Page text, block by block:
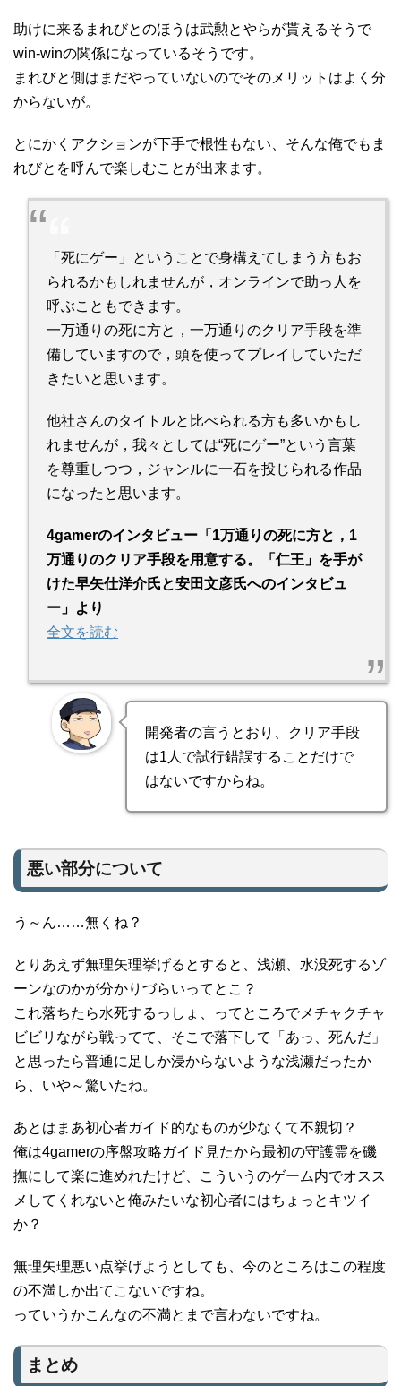
助けに来るまれびとのほうは武勲とやらが貰えるそうで
win-winの関係になっているそうです。
まれびと側はまだやっていないのでそのメリットはよく分
からないが。
とにかくアクションが下手で根性もない、そんな俺でもま
れびとを呼んで楽しむことが出来ます。
「死にゲー」ということで身構えてしまう方もお
られるかもしれませんが，オンラインで助っ人を
呼ぶこともできます。
一万通りの死に方と，一万通りのクリア手段を準
備していますので，頭を使ってプレイしていただ
きたいと思います。
他社さんのタイトルと比べられる方も多いかもし
れませんが，我々としては“死にゲー”という言葉
を尊重しつつ，ジャンルに一石を投じられる作品
になったと思います。
4gamerのインタビュー「1万通りの死に方と，1
万通りのクリア手段を用意する。「仁王」を手が
けた早矢仕洋介氏と安田文彦氏へのインタビュ
ー」より
全文を読む
開発者の言うとおり、クリア手段
は1人で試行錯誤することだけで
はないですからね。
悪い部分について
う～ん……無くね？
とりあえず無理矢理挙げるとすると、浅瀬、水没死するゾ
ーンなのかが分かりづらいってとこ？
これ落ちたら水死するっしょ、ってところでメチャクチャ
ビビリながら戦ってて、そこで落下して「あっ、死んだ」
と思ったら普通に足しか浸からないような浅瀬だったか
ら、いや～驚いたね。
あとはまあ初心者ガイド的なものが少なくて不親切？
俺は4gamerの序盤攻略ガイド見たから最初の守護霊を磯
撫にして楽に進めれたけど、こういうのゲーム内でオスス
メしてくれないと俺みたいな初心者にはちょっとキツイ
か？
無理矢理悪い点挙げようとしても、今のところはこの程度
の不満しか出てこないですね。
っていうかこんなの不満とまで言わないですね。
まとめ